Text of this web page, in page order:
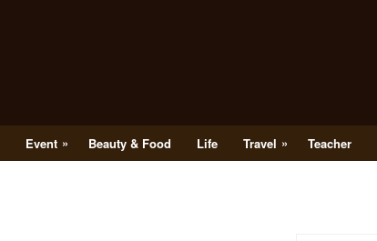
Event » Beauty & Food Life Travel » Teacher